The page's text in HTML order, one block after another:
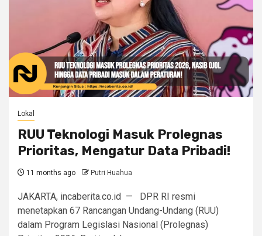
Lokal
RUU Teknologi Masuk Prolegnas
Prioritas, Mengatur Data Pribadi!
11 months ago Putri Huahua
JAKARTA, incaberita.co.id — DPR RI resmi
menetapkan 67 Rancangan Undang-Undang (RUU)
dalam Program Legislasi Nasional (Prolegnas)